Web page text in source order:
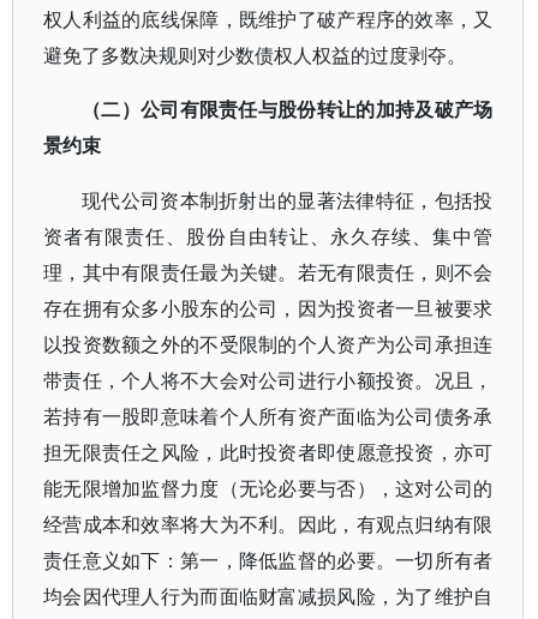
权人利益的底线保障，既维护了破产程序的效率，又
避免了多数决规则对少数债权人权益的过度剥夺。
（二）公司有限责任与股份转让的加持及破产场
景约束
现代公司资本制折射出的显著法律特征，包括投
资者有限责任、股份自由转让、永久存续、集中管
理，其中有限责任最为关键。若无有限责任，则不会
存在拥有众多小股东的公司，因为投资者一旦被要求
以投资数额之外的不受限制的个人资产为公司承担连
带责任，个人将不大会对公司进行小额投资。况且，
若持有一股即意味着个人所有资产面临为公司债务承
担无限责任之风险，此时投资者即使愿意投资，亦可
能无限增加监督力度（无论必要与否），这对公司的
经营成本和效率将大为不利。因此，有观点归纳有限
责任意义如下：第一，降低监督的必要。一切所有者
均会因代理人行为而面临财富减损风险，为了维护自